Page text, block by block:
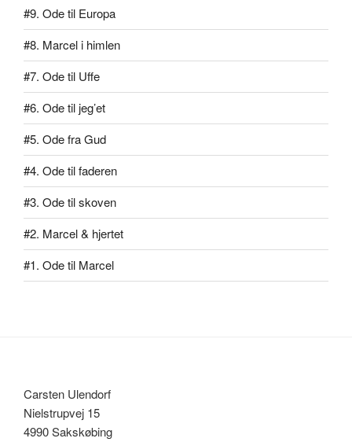
#9. Ode til Europa
#8. Marcel i himlen
#7. Ode til Uffe
#6. Ode til jeg’et
#5. Ode fra Gud
#4. Ode til faderen
#3. Ode til skoven
#2. Marcel & hjertet
#1. Ode til Marcel
Carsten Ulendorf
Nielstrupvej 15
4990 Sakskøbing